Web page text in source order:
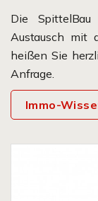
bitte vorab mit
ud@spittel-
Die
Austausch mit
heißen Sie
Anfrage.
Immo-